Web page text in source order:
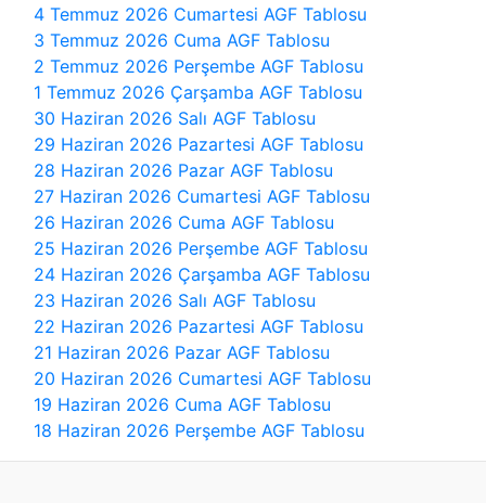
4 Temmuz 2026 Cumartesi AGF Tablosu
3 Temmuz 2026 Cuma AGF Tablosu
2 Temmuz 2026 Perşembe AGF Tablosu
1 Temmuz 2026 Çarşamba AGF Tablosu
30 Haziran 2026 Salı AGF Tablosu
29 Haziran 2026 Pazartesi AGF Tablosu
28 Haziran 2026 Pazar AGF Tablosu
27 Haziran 2026 Cumartesi AGF Tablosu
26 Haziran 2026 Cuma AGF Tablosu
25 Haziran 2026 Perşembe AGF Tablosu
24 Haziran 2026 Çarşamba AGF Tablosu
23 Haziran 2026 Salı AGF Tablosu
22 Haziran 2026 Pazartesi AGF Tablosu
21 Haziran 2026 Pazar AGF Tablosu
20 Haziran 2026 Cumartesi AGF Tablosu
19 Haziran 2026 Cuma AGF Tablosu
18 Haziran 2026 Perşembe AGF Tablosu